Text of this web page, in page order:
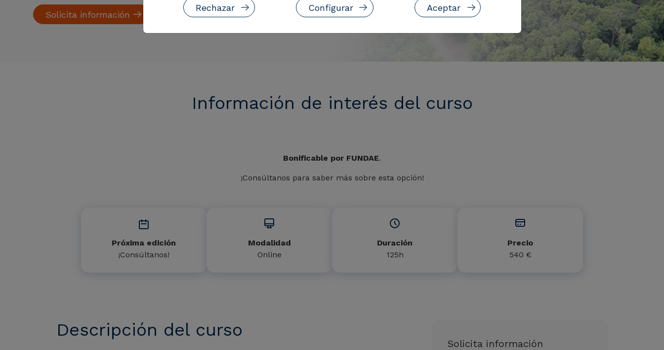
Solicita información
Información de interés del curso
Bonificable por FUNDAE.
¡Consúltanos para saber más sobre esta opción!
Próxima edición
¡Consúltanos!
Modalidad
Online
Duración
125h
Precio
540 €
Descripción del curso
Solicita información
Rechazar Configurar Aceptar